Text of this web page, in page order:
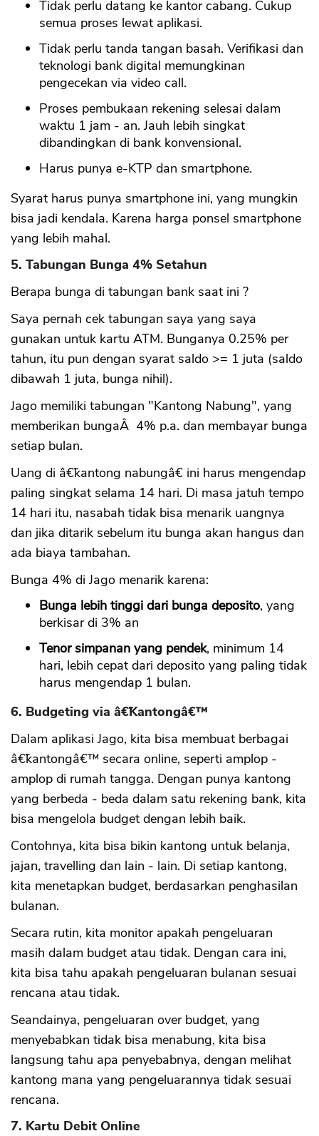
Tidak perlu datang ke kantor cabang. Cukup
semua proses lewat aplikasi.
Tidak perlu tanda tangan basah. Verifikasi dan
teknologi bank digital memungkinan
pengecekan via video call.
Proses pembukaan rekening selesai dalam
waktu 1 jam - an. Jauh lebih singkat
dibandingkan di bank konvensional.
Harus punya e-KTP dan smartphone.
Syarat harus punya smartphone ini, yang mungkin
bisa jadi kendala. Karena harga ponsel smartphone
yang lebih mahal.
5. Tabungan Bunga 4% Setahun
Berapa bunga di tabungan bank saat ini ?
Saya pernah cek tabungan saya yang saya
gunakan untuk kartu ATM. Bunganya 0.25% per
tahun, itu pun dengan syarat saldo >= 1 juta (saldo
dibawah 1 juta, bunga nihil).
Jago memiliki tabungan "Kantong Nabung", yang
memberikan bungaÂ 4% p.a. dan membayar bunga
setiap bulan.
Uang di â€˜kantong nabungâ€ ini harus mengendap
paling singkat selama 14 hari. Di masa jatuh tempo
14 hari itu, nasabah tidak bisa menarik uangnya
dan jika ditarik sebelum itu bunga akan hangus dan
ada biaya tambahan.
Bunga 4% di Jago menarik karena:
Bunga lebih tinggi dari bunga deposito, yang
berkisar di 3% an
Tenor simpanan yang pendek, minimum 14
hari, lebih cepat dari deposito yang paling tidak
harus mengendap 1 bulan.
6. Budgeting via â€˜Kantongâ€™
Dalam aplikasi Jago, kita bisa membuat berbagai
â€˜kantongâ€™ secara online, seperti amplop -
amplop di rumah tangga. Dengan punya kantong
yang berbeda - beda dalam satu rekening bank, kita
bisa mengelola budget dengan lebih baik.
Contohnya, kita bisa bikin kantong untuk belanja,
jajan, travelling dan lain - lain. Di setiap kantong,
kita menetapkan budget, berdasarkan penghasilan
bulanan.
Secara rutin, kita monitor apakah pengeluaran
masih dalam budget atau tidak. Dengan cara ini,
kita bisa tahu apakah pengeluaran bulanan sesuai
rencana atau tidak.
Seandainya, pengeluaran over budget, yang
menyebabkan tidak bisa menabung, kita bisa
langsung tahu apa penyebabnya, dengan melihat
kantong mana yang pengeluarannya tidak sesuai
rencana.
7. Kartu Debit Online